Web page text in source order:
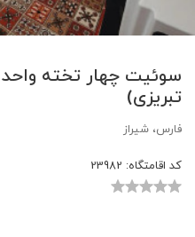
تبریزی)
فارس، شیراز
کد اقامتگاه: